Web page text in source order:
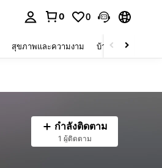
0 0
สุขภาพและความงาม บ้านและที่อยู่อาศัย
กำลังติดตาม
1 ผู้ติดตาม